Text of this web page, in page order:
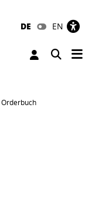
DE EN
Toggle
Orderbuch